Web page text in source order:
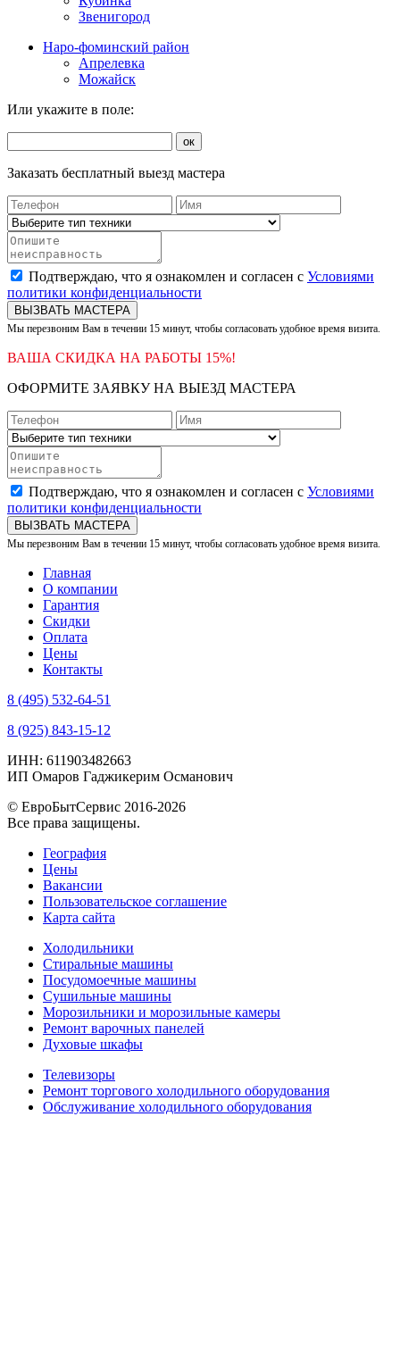
Звенигород
Наро-фоминский район
Апрелевка
Можайск
Или укажите в поле:
ок
Заказать бесплатный выезд мастера
Подтверждаю, что я ознакомлен и согласен с Условиями
политики конфиденциальности
ВЫЗВАТЬ МАСТЕРА
Мы перезвоним Вам в течении 15 минут, чтобы согласовать удобное время визита.
ВАША СКИДКА НА РАБОТЫ 15%!
ОФОРМИТЕ ЗАЯВКУ НА ВЫЕЗД МАСТЕРА
Подтверждаю, что я ознакомлен и согласен с Условиями
политики конфиденциальности
ВЫЗВАТЬ МАСТЕРА
Мы перезвоним Вам в течении 15 минут, чтобы согласовать удобное время визита.
Главная
О компании
Гарантия
Скидки
Оплата
Цены
Контакты
8 (495) 532-64-51
8 (925) 843-15-12
ИНН: 611903482663
ИП Омаров Гаджикерим Османович
© ЕвроБытСервис 2016-2026
Все права защищены.
География
Цены
Вакансии
Пользовательское соглашение
Карта сайта
Холодильники
Стиральные машины
Посудомоечные машины
Сушильные машины
Морозильники и морозильные камеры
Ремонт варочных панелей
Духовые шкафы
Телевизоры
Ремонт торгового холодильного оборудования
Обслуживание холодильного оборудования